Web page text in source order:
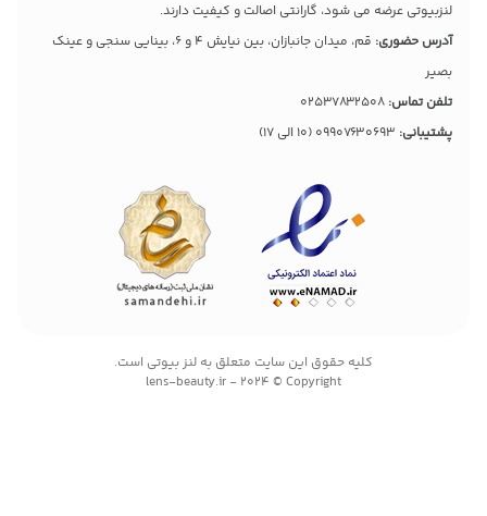
لنزبیوتی عرضه می شود، گارانتی اصالت و کیفیت دارند.
آدرس حضوری:
قم، میدان جانبازان، بین نیایش 4 و 6، بینایی سنجی و عینک
بصیر
تلفن تماس: 02537832508
پشتیبانی: 09907630693 (10 الی 17)
کليه حقوق اين سايت متعلق به لنز بیوتی است.
lens-beauty.ir - 2024 © Copyright